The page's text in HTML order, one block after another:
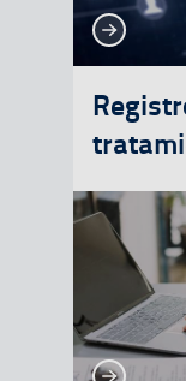
Ver más
Ver más